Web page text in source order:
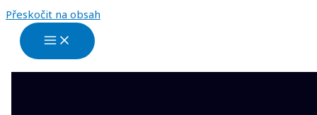
Přeskočit na obsah